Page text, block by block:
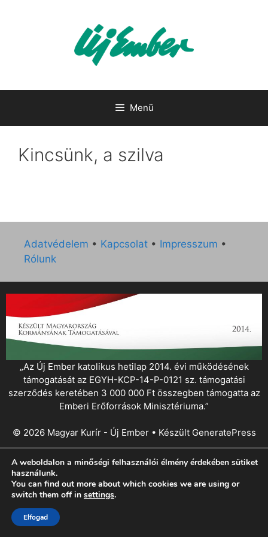
Menü
Kincsünk, a szilva
Adatvédelem • Kapcsolat • Impresszum •
Rólunk
„Az Új Ember katolikus hetilap 2014. évi működésének
támogatását az EGYH-KCP-14-P-0121 sz. támogatási
szerződés keretében 3 000 000 Ft összegben támogatta az
Emberi Erőforrások Minisztériuma.”
© 2026 Magyar Kurír - Új Ember• Készült GeneratePress
A weboldalon a minőségi felhasználói élmény érdekében sütiket
használunk.
You can find out more about which cookies we are using or
switch them off in settings.
Elfogad